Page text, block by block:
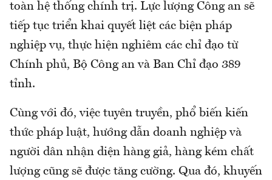
toàn hệ thống chính trị. Lực lượng Công an sẽ
tiếp tục triển khai quyết liệt các biện pháp
nghiệp vụ, thực hiện nghiêm các chỉ đạo từ
Chính phủ, Bộ Công an và Ban Chỉ đạo 389
tỉnh.
Cùng với đó, việc tuyên truyền, phổ biến kiến
thức pháp luật, hướng dẫn doanh nghiệp và
người dân nhận diện hàng giả, hàng kém chất
lượng cũng sẽ được tăng cường. Qua đó, khuyến